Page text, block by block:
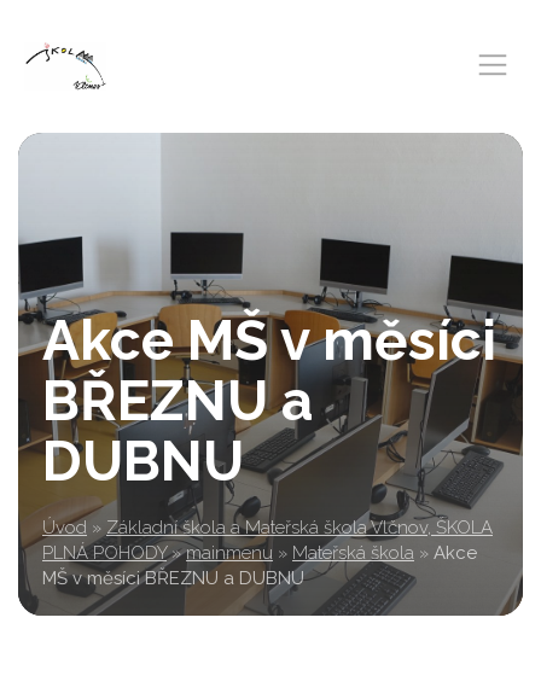
Akce MŠ v měsíci
BŘEZNU a
DUBNU
Úvod » Základní škola a Mateřská škola Vlčnov, ŠKOLA
PLNÁ POHODY » mainmenu » Mateřská škola » Akce
MŠ v měsíci BŘEZNU a DUBNU